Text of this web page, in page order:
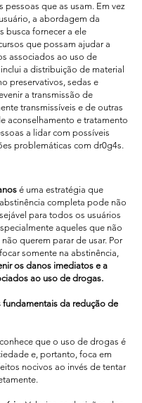
pessoas que as usam. Em vez
a abordagem da
busca fornecer a ele
que possam ajudar a
associados ao uso de
a distribuição de material
preservativos, sedas e
a transmissão de
transmissíveis e de outras
aconselhamento e tratamento
a lidar com possíveis
problemáticas com dr0g4s.
é uma estratégia que
completa pode não
para todos os usuários
aqueles que não
querem parar de usar. Por
somente na abstinência,
os danos imediatos e a
ao uso de drogas.
da redução de
que o uso de drogas é
e, portanto, foca em
nocivos ao invés de tentar